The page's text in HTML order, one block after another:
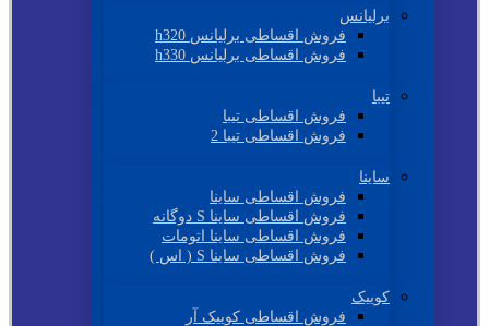
برلیانس
فروش اقساطی برلیانس h320
فروش اقساطی برلیانس h330
تیبا
فروش اقساطی تیبا
فروش اقساطی تیبا 2
ساینا
فروش اقساطی ساینا
فروش اقساطی ساینا S دوگانه
فروش اقساطی ساینا اتومات
فروش اقساطی ساینا S ( اس )
کوییک
فروش اقساطی کوییک آر